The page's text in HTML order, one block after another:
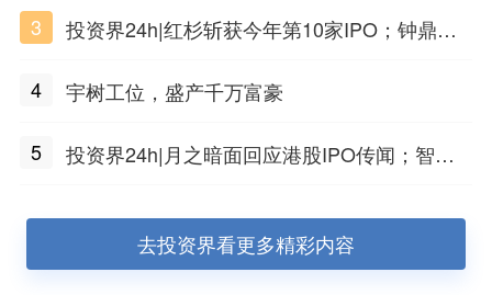
3
投资界24h|红杉斩获今年第10家IPO；钟鼎投
水
4 宇树工位，盛产千万富豪
5
投资界24h|月之暗面回应港股IPO传闻；智元
去投资界看更多精彩内容